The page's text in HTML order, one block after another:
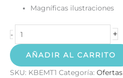
Magníficas ilustraciones
- +
AÑADIR AL CARRITO
SKU: KBEMT1 Categoría: Ofertas